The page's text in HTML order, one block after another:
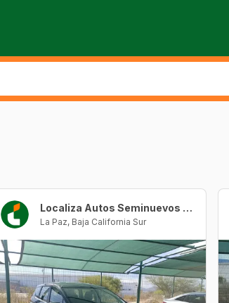
Localiza Autos Seminuevos La Paz
La Paz, Baja California Sur